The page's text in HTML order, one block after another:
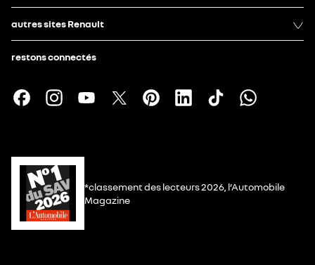
autres sites Renault
restons connectés
*classement des lecteurs 2026, l’Automobile
Magazine